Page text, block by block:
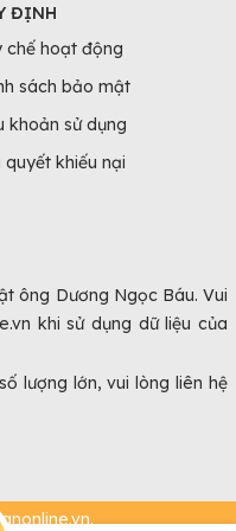
ĐỊNH
chế hoạt động
sách bảo mật
khoản sử dụng
quyết khiếu nại
ông Dương Ngọc Báu. Vui
khi sử dụng dữ liệu của
lượng lớn, vui lòng liên hệ